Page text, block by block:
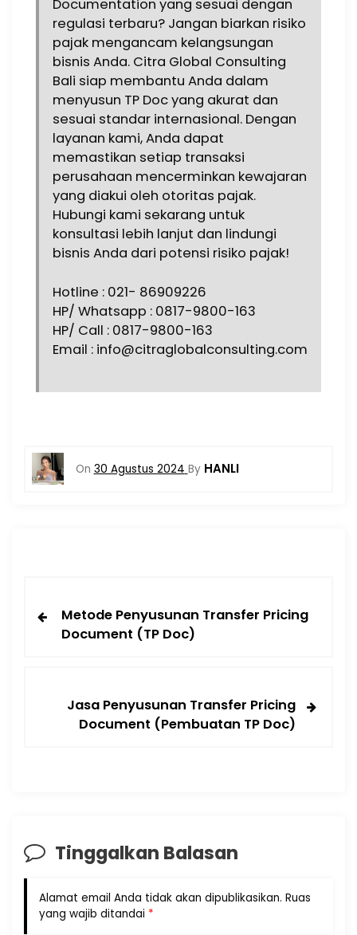
Documentation yang sesuai dengan
regulasi terbaru? Jangan biarkan risiko
pajak mengancam kelangsungan
bisnis Anda. Citra Global Consulting
Bali siap membantu Anda dalam
menyusun TP Doc yang akurat dan
sesuai standar internasional. Dengan
layanan kami, Anda dapat
memastikan setiap transaksi
perusahaan mencerminkan kewajaran
yang diakui oleh otoritas pajak.
Hubungi kami sekarang untuk
konsultasi lebih lanjut dan lindungi
bisnis Anda dari potensi risiko pajak!
Hotline : 021- 86909226
HP/ Whatsapp : 0817-9800-163
HP/ Call : 0817-9800-163
Email : info@citraglobalconsulting.com
On 30 Agustus 2024 By HANLI
Metode Penyusunan Transfer Pricing
Document (TP Doc)
Jasa Penyusunan Transfer Pricing
Document (Pembuatan TP Doc)
Tinggalkan Balasan
Alamat email Anda tidak akan dipublikasikan. Ruas
yang wajib ditandai *